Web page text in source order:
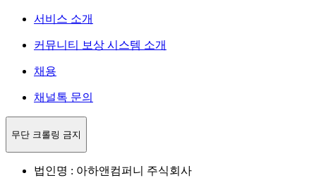
서비스 소개
커뮤니티 보상 시스템 소개
채용
채널톡 문의
무단 크롤링 금지
법인명 : 아하앤컴퍼니 주식회사